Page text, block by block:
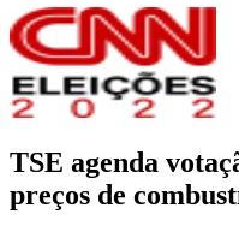
TSE agenda
preços de